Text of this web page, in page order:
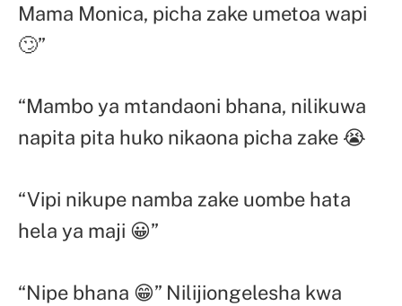
Mama Monica, picha zake umetoa wapi
🙄”
“Mambo ya mtandaoni bhana, nilikuwa
napita pita huko nikaona picha zake 😭
“Vipi nikupe namba zake uombe hata
hela ya maji 😀”
“Nipe bhana 😁” Nilijiongelesha kwa